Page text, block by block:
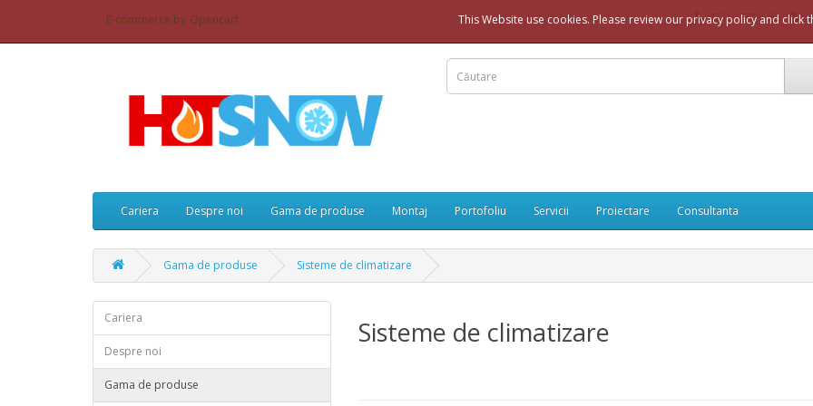
0726 977 335
Cariera Despre noi Gama de produse Montaj Portofoliu Servicii Proiectare Consultanta
Gama de produse Sisteme de climatizare
Cariera
Despre noi
Gama de produse
Sisteme de climatizare
E-commerce by Opencart This Website use cookies. Please review our privacy policy and click